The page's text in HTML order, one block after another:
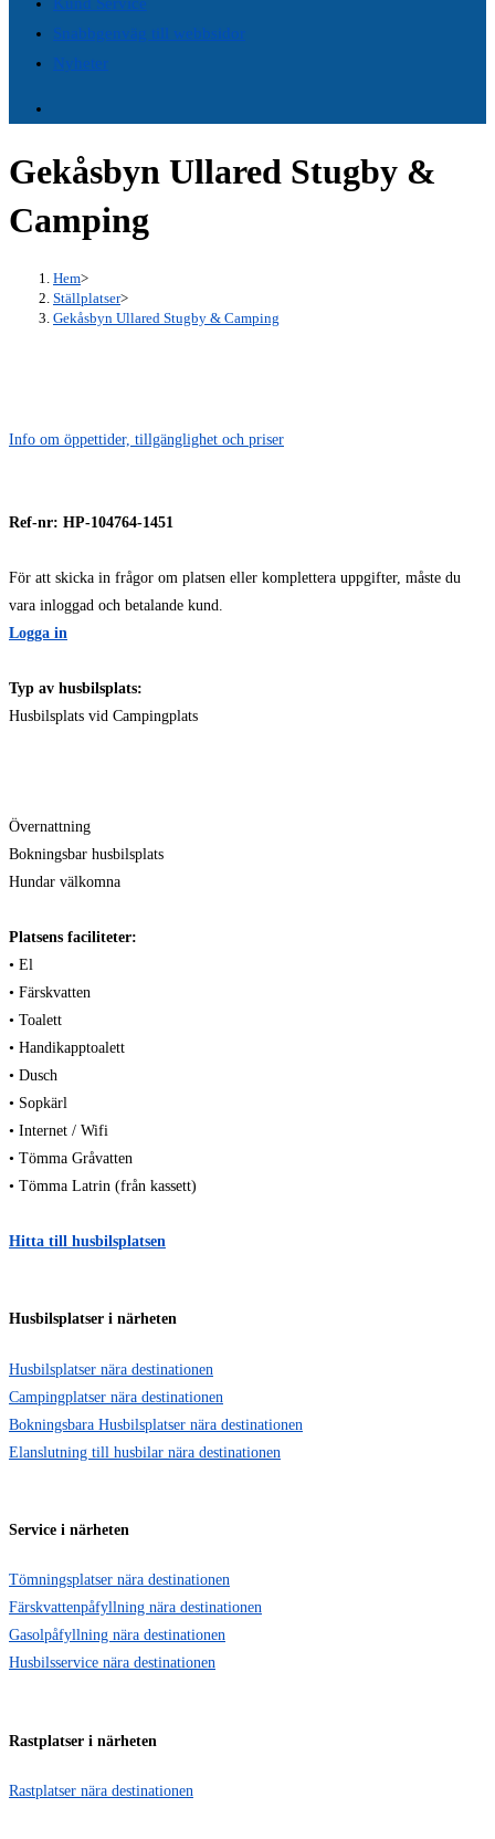
Snabbgenväg till webbsidor
Nyheter
Gekåsbyn Ullared Stugby &
Camping
Hem>
Ställplatser>
Gekåsbyn Ullared Stugby & Camping
Info om öppettider, tillgänglighet och priser
Ref-nr: HP-104764-1451
För att skicka in frågor om platsen eller komplettera uppgifter, måste du
vara inloggad och betalande kund.
Logga in
Typ av husbilsplats:
Husbilsplats vid Campingplats
Övernattning
Bokningsbar husbilsplats
Hundar välkomna
Platsens faciliteter:
• El
• Färskvatten
• Toalett
• Handikapptoalett
• Dusch
• Sopkärl
• Internet / Wifi
• Tömma Gråvatten
• Tömma Latrin (från kassett)
Hitta till husbilsplatsen
Husbilsplatser i närheten
Husbilsplatser nära destinationen
Campingplatser nära destinationen
Bokningsbara Husbilsplatser nära destinationen
Elanslutning till husbilar nära destinationen
Service i närheten
Tömningsplatser nära destinationen
Färskvattenpåfyllning nära destinationen
Gasolpåfyllning nära destinationen
Husbilsservice nära destinationen
Rastplatser i närheten
Rastplatser nära destinationen